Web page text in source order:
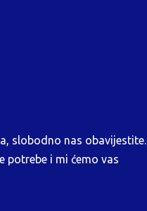
slobodno nas obavijestite.
potrebe i mi ćemo vas